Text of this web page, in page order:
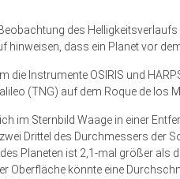
des
hinweisen, dass ein Planet vor
die Instrumente OSIRIS und
(TNG) auf dem Roque de los
im Sternbild Waage in einer
Drittel des Durchmessers der
Planeten ist 2,1-mal größer als
Oberfläche könnte eine